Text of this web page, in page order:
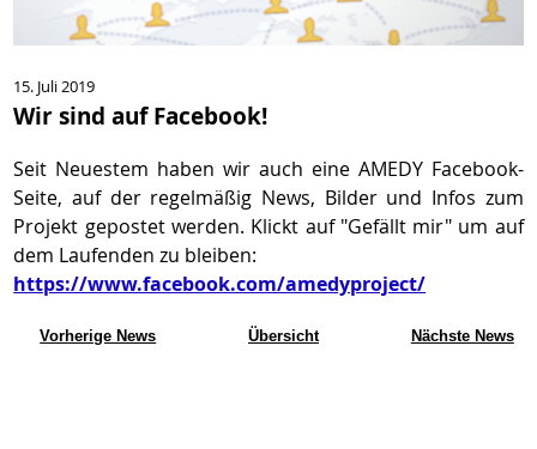
15. Juli 2019
Wir sind auf Facebook!
Seit Neuestem haben wir auch eine AMEDY Facebook-
Seite, auf der regelmäßig News, Bilder und Infos zum
Projekt gepostet werden. Klickt auf "Gefällt mir" um auf
dem Laufenden zu bleiben:
https://www.facebook.com/amedyproject/
Vorherige News Übersicht Nächste News